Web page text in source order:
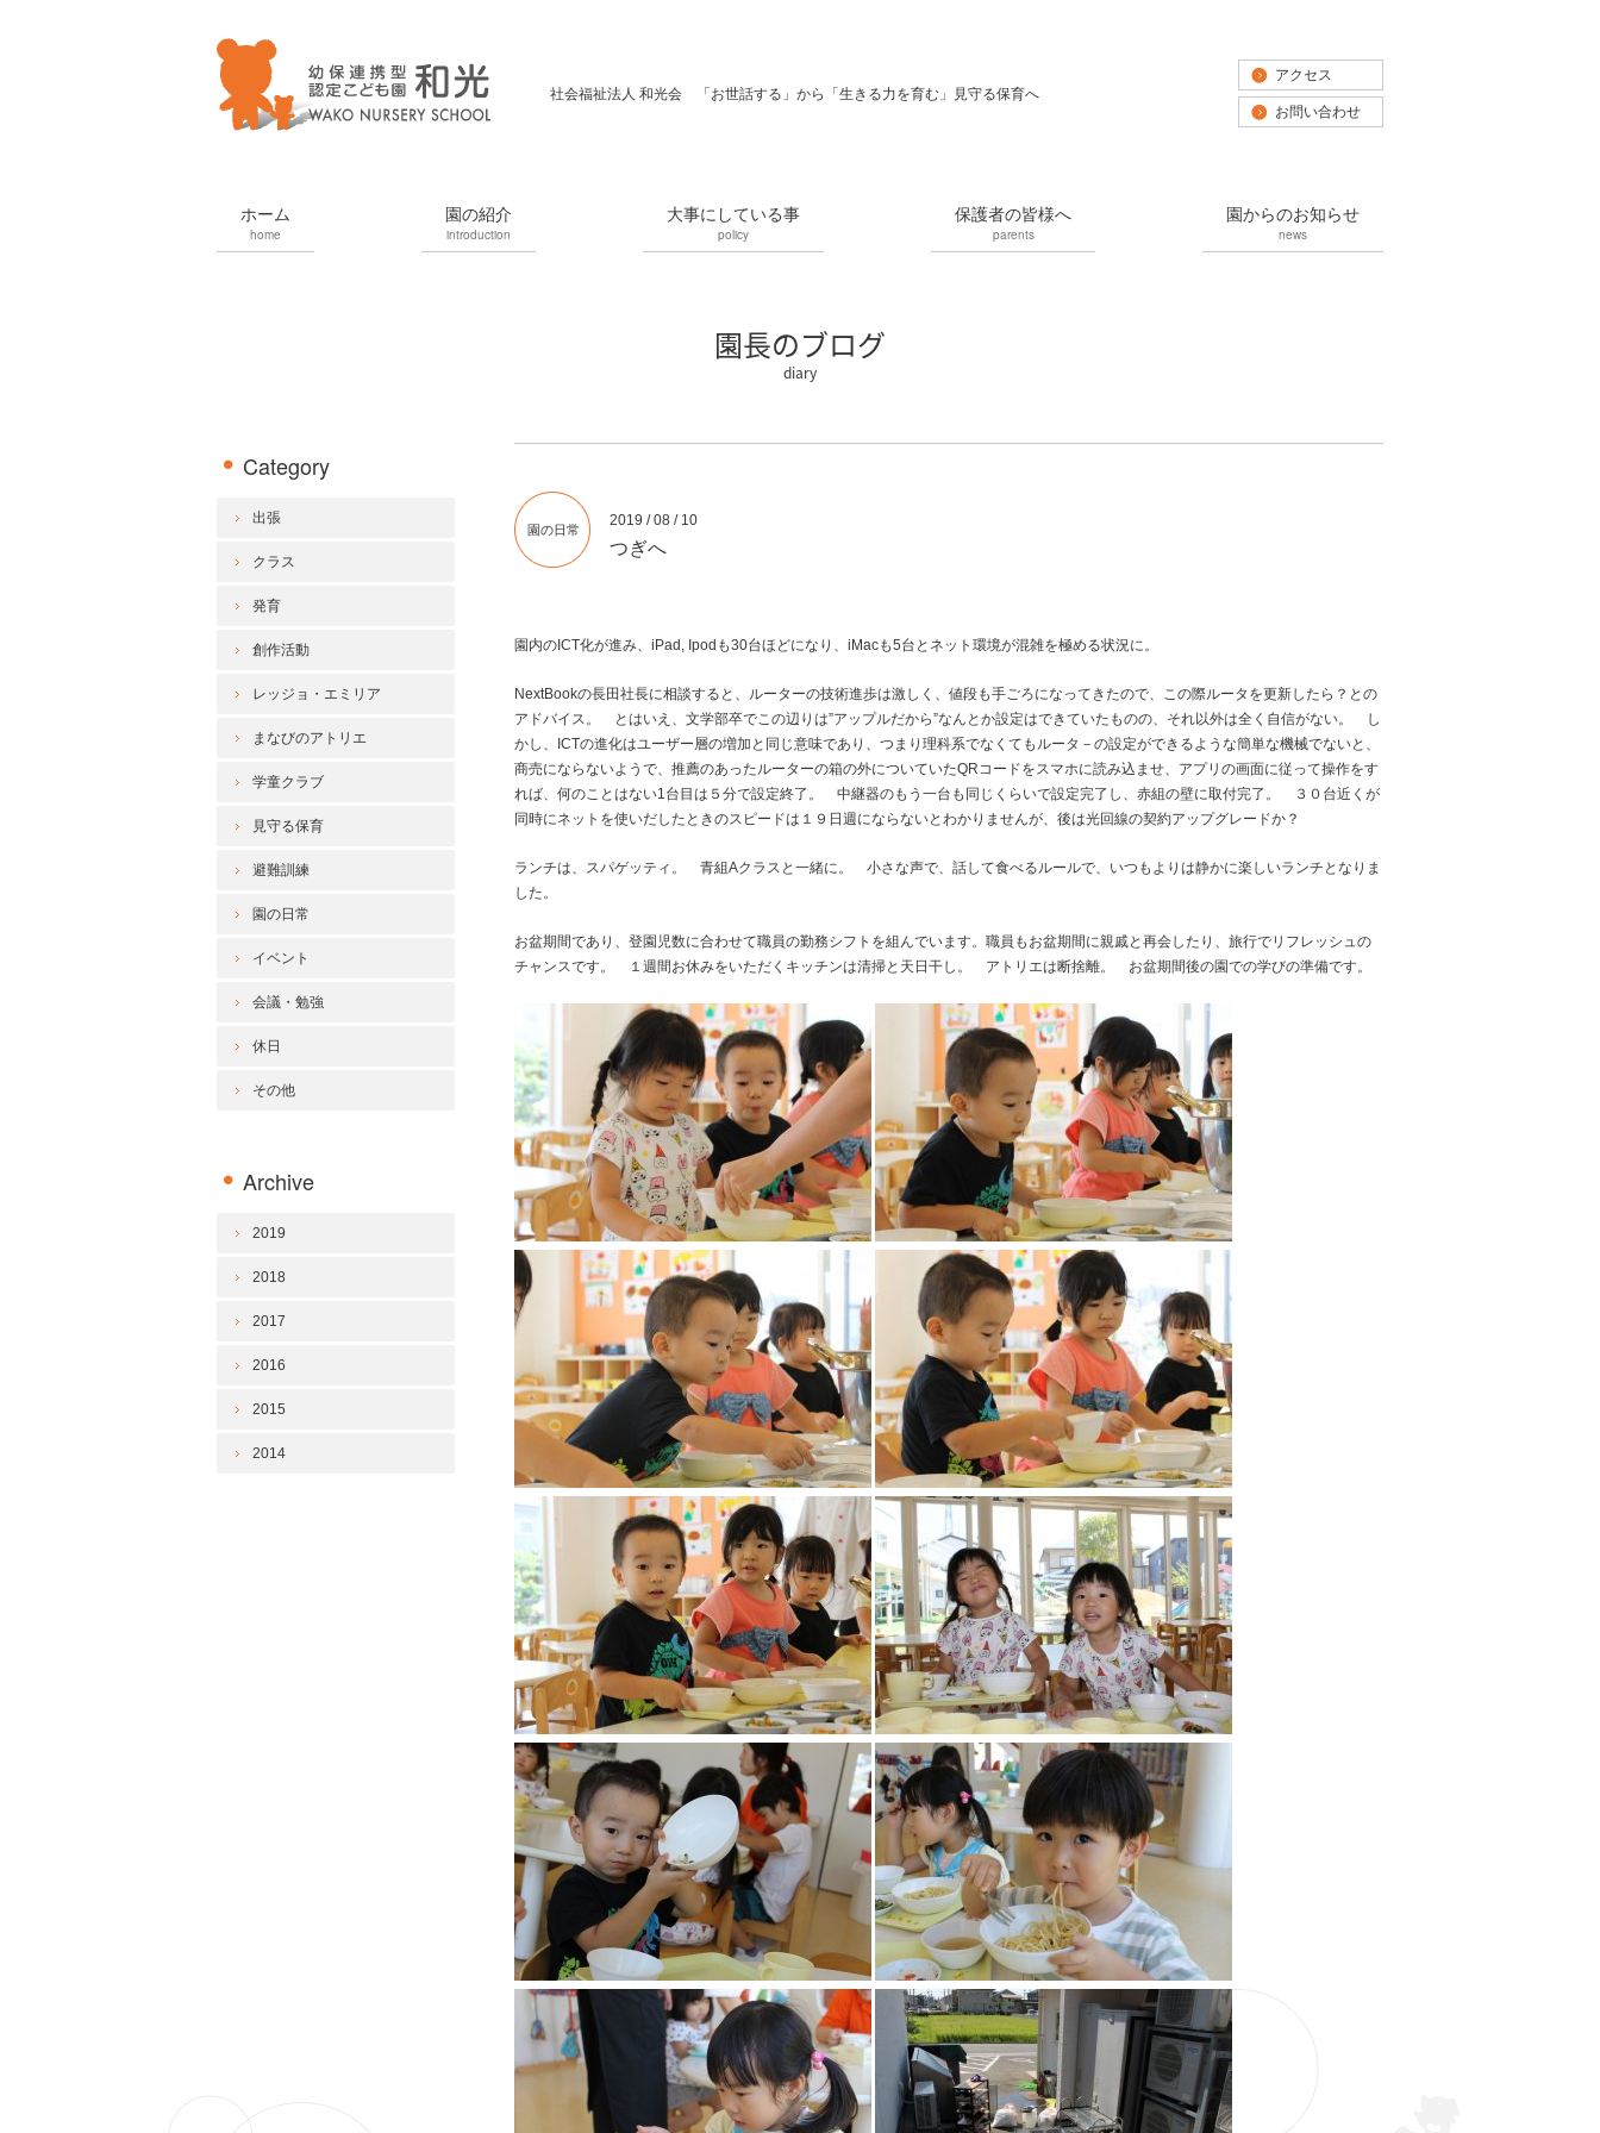
社会福祉法人 和光会 「お世話する」から「生きる力を育む」見守る保育へ
アクセス
お問い合わせ
ホーム
home
園の紹介
introduction
大事にしている事
policy
保護者の皆様へ
parents
園からのお知らせ
news
園長のブログ
園の日常
2019 / 08 / 10
つぎへ
園内のICT化が進み、iPad, Ipodも30台ほどになり、iMacも5台とネット環境が混雑を極める状況に。
NextBookの長田社長に相談すると、ルーターの技術進歩は激しく、値段も手ごろになってきたので、この際ルータを更新したら？との
アドバイス。 とはいえ、文学部卒でこの辺りは”アップルだから”なんとか設定はできていたものの、それ以外は全く自信がない。 し
かし、ICTの進化はユーザー層の増加と同じ意味であり、つまり理科系でなくてもルータ－の設定ができるような簡単な機械でないと、
商売にならないようで、推薦のあったルーターの箱の外についていたQRコードをスマホに読み込ませ、アプリの画面に従って操作をす
れば、何のことはない1台目は５分で設定終了。 中継器のもう一台も同じくらいで設定完了し、赤組の壁に取付完了。 ３０台近くが
同時にネットを使いだしたときのスピードは１９日週にならないとわかりませんが、後は光回線の契約アップグレードか？
ランチは、スパゲッティ。 青組Aクラスと一緒に。 小さな声で、話して食べるルールで、いつもよりは静かに楽しいランチとなりま
した。
お盆期間であり、登園児数に合わせて職員の勤務シフトを組んでいます。職員もお盆期間に親戚と再会したり、旅行でリフレッシュの
チャンスです。 １週間お休みをいただくキッチンは清掃と天日干し。 アトリエは断捨離。 お盆期間後の園での学びの準備です。
Category
出張
クラス
発育
創作活動
レッジョ・エミリア
まなびのアトリエ
学童クラブ
見守る保育
避難訓練
園の日常
イベント
会議・勉強
休日
その他
Archive
2019
2018
2017
2016
2015
2014